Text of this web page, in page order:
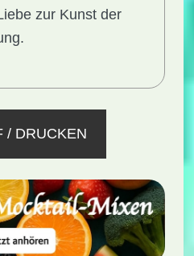
zur Kunst der
/ DRUCKEN